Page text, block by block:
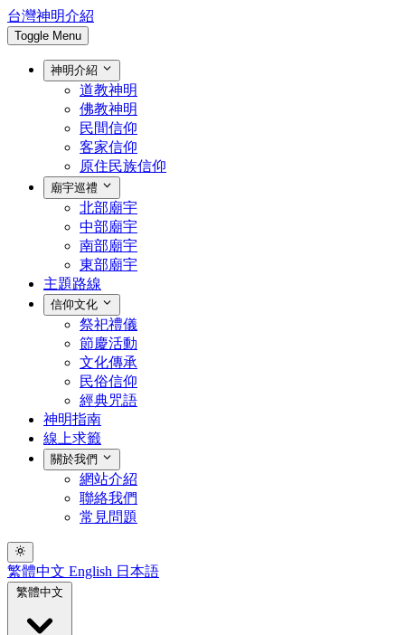
台灣神明介紹
Toggle Menu
神明介紹
道教神明
佛教神明
民間信仰
客家信仰
原住民族信仰
廟宇巡禮
北部廟宇
中部廟宇
南部廟宇
東部廟宇
主題路線
信仰文化
祭祀禮儀
節慶活動
文化傳承
民俗信仰
經典咒語
神明指南
線上求籤
關於我們
網站介紹
聯絡我們
常見問題
繁體中文 English 日本語
繁體中文